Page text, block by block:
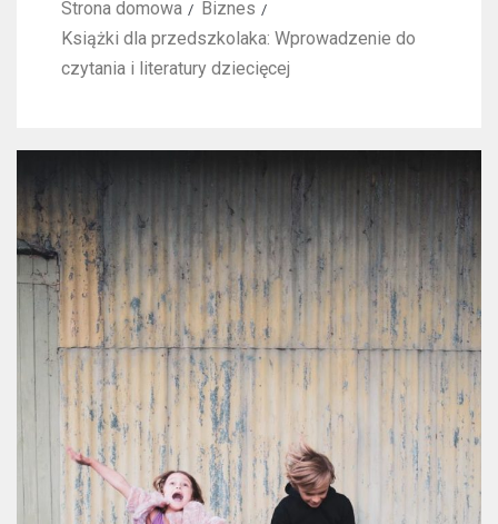
Strona domowa
Biznes
Książki dla przedszkolaka: Wprowadzenie do
czytania i literatury dziecięcej